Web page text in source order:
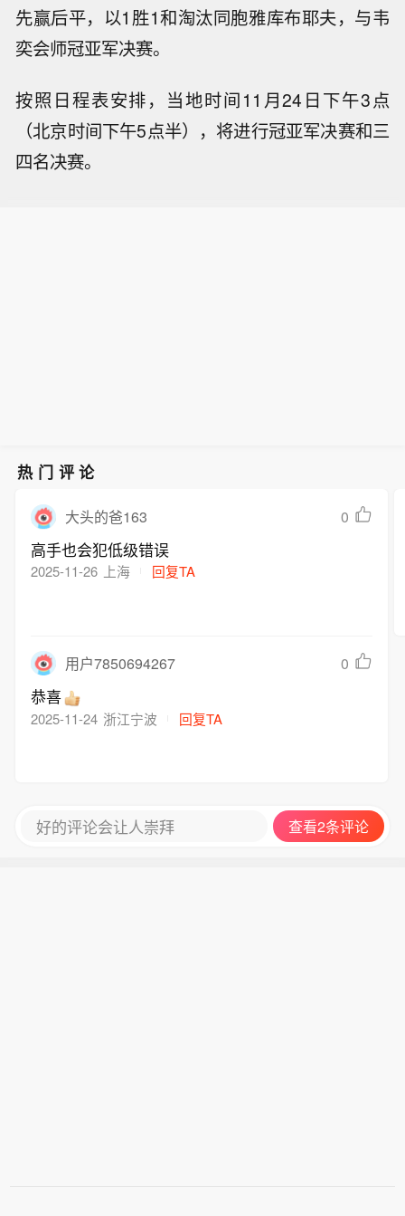
先赢后平，以1胜1和淘汰同胞雅库布耶夫，与韦
奕会师冠亚军决赛。
按照日程表安排，当地时间11月24日下午3点
（北京时间下午5点半），将进行冠亚军决赛和三
四名决赛。
热门评论
大头的爸163 0
高手也会犯低级错误
2025-11-26 上海 回复TA
用户7850694267 0
恭喜
2025-11-24 浙江宁波 回复TA
好的评论会让人崇拜 查看2条评论